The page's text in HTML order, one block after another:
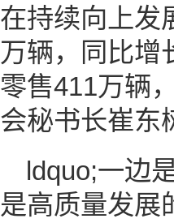
在持续向上发
万辆，同比增
零售411万辆
会秘书长崔东
ldquo;一边
是高质量发展